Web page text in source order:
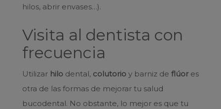
hilos, abrir envases…).
Visita al dentista con
frecuencia
Utilizar hilo dental, colutorio y barniz de flúores
otra de las formas de mejorar tu salud
bucodental. No obstante, lo mejor es que tu